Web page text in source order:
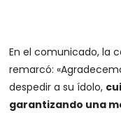
En el comunicado, la
remarcó:
despedir a su ídolo,
garantizando una